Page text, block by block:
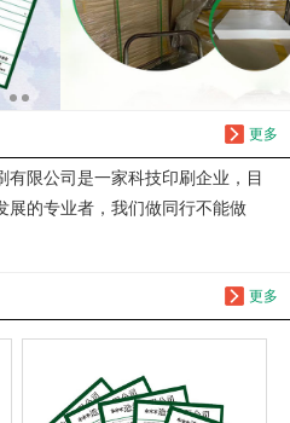
更多
限公司是一家科技印刷企业，目
展的专业者，我们做同行不能做
更多